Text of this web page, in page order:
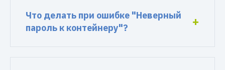
Что делать при ошибке "Неверный
пароль к контейнеру"?